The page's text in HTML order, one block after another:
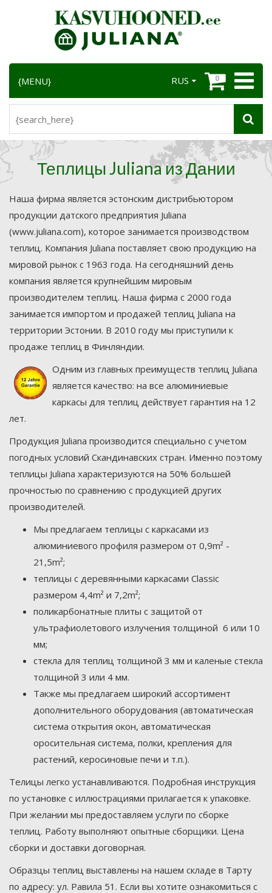
RUS 0
{MENU}
Теплицы Juliana из Дании
Наша фирма является эстонским дистрибьютором
продукции датского предприятия Juliana
(www.juliana.com), которое занимается производством
теплиц. Компания Juliana поставляет свою продукцию на
мировой рынок с 1963 года. На сегодняшний день
компания является крупнейшим мировым
производителем теплиц. Наша фирма с 2000 года
занимается импортом и продажей теплиц Juliana на
территории Эстонии. В 2010 году мы приступили к
продаже теплиц в Финляндии.
Одним из главных преимуществ теплиц Juliana
является качество: на все алюминиевые
каркасы для теплиц действует гарантия на 12
лет.
Продукция Juliana производится специально с учетом
погодных условий Скандинавских стран. Именно поэтому
теплицы Juliana характеризуются на 50% большей
прочностью по сравнению с продукцией других
производителей.
Мы предлагаем теплицы с каркасами из
алюминиевого профиля размером от 0,9m² -
21,5m²;
теплицы с деревянными каркасами Classic
размером 4,4m² и 7,2m²;
поликарбонатные плиты с защитой от
ультрафиолетового излучения толщиной 6 или 10
мм;
стекла для теплиц толщиной 3 мм и каленые стекла
толщиной 3 или 4 мм.
Также мы предлагаем широкий ассортимент
дополнительного оборудования (автоматическая
система открытия окон, автоматическая
оросительная система, полки, крепления для
растений, керосиновые печи и т.п.).
Телицы легко устанавливаются. Подробная инструкция
по установке с иллюстрациями прилагается к упаковке.
При желании мы предоставляем услуги по сборке
теплиц. Работу выполняют опытные сборщики. Цена
сборки и доставки договорная.
Образцы теплиц выставлены на нашем складе в Тарту
по адресу: ул. Равила 51. Если вы хотите ознакомиться с